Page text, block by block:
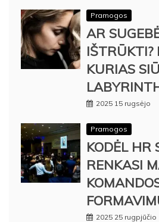
Pramogos
AR
IŠTRŪKTI?
KURIAS
2025 15 rugsėjo
Pramogos
KODĖL HR
RENKASI
2025 25 rugpjūčio